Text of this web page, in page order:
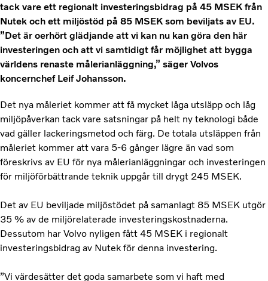
tack vare ett regionalt investeringsbidrag på 45 MSEK från
Nutek och ett miljöstöd på 85 MSEK som beviljats av EU.
”Det är oerhört glädjande att vi kan nu kan göra den här
investeringen och att vi samtidigt får möjlighet att bygga
världens renaste målerianläggning,” säger Volvos
koncernchef Leif Johansson.
Det nya måleriet kommer att få mycket låga utsläpp och låg
miljöpåverkan tack vare satsningar på helt ny teknologi både
vad gäller lackeringsmetod och färg. De totala utsläppen från
måleriet kommer att vara 5-6 gånger lägre än vad som
föreskrivs av EU för nya målerianläggningar och investeringen
för miljöförbättrande teknik uppgår till drygt 245 MSEK.
Det av EU beviljade miljöstödet på samanlagt 85 MSEK utgör
35 % av de miljörelaterade investeringskostnaderna.
Dessutom har Volvo nyligen fått 45 MSEK i regionalt
investeringsbidrag av Nutek för denna investering.
”Vi värdesätter det goda samarbete som vi haft med